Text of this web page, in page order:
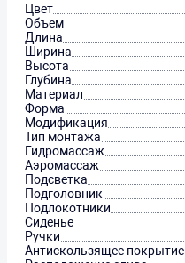
Цвет
Объем
Длина
Ширина
Высота
Глубина
Материал
Форма
Модификация
Тип монтажа
Гидромассаж
Аэромассаж
Подсветка
Подголовник
Подлокотники
Сиденье
Ручки
Антискользящее покрытие